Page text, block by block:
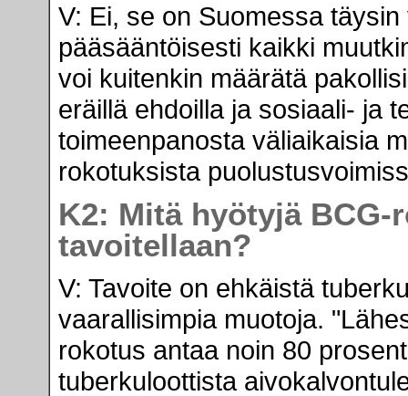
V: Ei, se on Suomessa
pääsääntöisesti kaikki
voi kuitenkin määrätä
eräillä ehdoilla ja sosiaali- ja
toimeenpanosta väliaikaisia
rokotuksista
K2: Mitä hyötyjä
tavoitellaan?
V: Tavoite on ehkäistä
vaarallisimpia muotoja.
rokotus antaa noin 80
tuberkuloottista